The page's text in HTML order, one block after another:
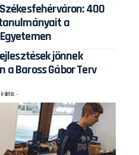
400
a
jönnek
a Baross Gábor Terv
-